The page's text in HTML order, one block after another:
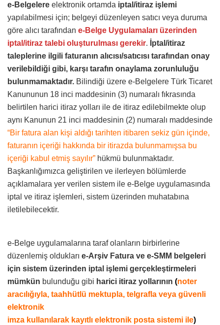
e-Belgelere elektronik ortamda iptal/itiraz işlemi
yapılabilmesi için; belgeyi düzenleyen satıcı veya duruma
göre alıcı tarafından e-Belge Uygulamaları üzerinden
iptal/itiraz talebi oluşturulması gerekir. İptal/itiraz
taleplerine ilgili faturanın alıcısı/satıcısı tarafından onay
verilebildiği gibi, karşı tarafın onaylama zorunluluğu
bulunmamaktadır. Bilindiği üzere e-Belgelere Türk Ticaret
Kanununun 18 inci maddesinin (3) numaralı fıkrasında
belirtilen harici itiraz yolları ile de itiraz edilebilmekte olup
aynı Kanunun 21 inci maddesinin (2) numaralı maddesinde
“Bir fatura alan kişi aldığı tarihten itibaren sekiz gün içinde,
faturanın içeriği hakkında bir itirazda bulunmamışsa bu
içeriği kabul etmiş sayılır” hükmü bulunmaktadır.
Başkanlığımızca geliştirilen ve ilerleyen bölümlerde
açıklamalara yer verilen sistem ile e-Belge uygulamasında
iptal ve itiraz işlemleri, sistem üzerinden muhatabına
iletilebilecektir.
e-Belge uygulamalarına taraf olanların birbirlerine
düzenlemiş oldukları e-Arşiv Fatura ve e-SMM belgeleri
için sistem üzerinden iptal işlemi gerçekleştirmeleri
mümkün bulunduğu gibi harici itiraz yollarının (noter
aracılığıyla, taahhütlü mektupla, telgrafla veya güvenli
elektronik
imza kullanılarak kayıtlı elektronik posta sistemi ile)